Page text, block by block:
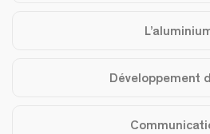
Développement